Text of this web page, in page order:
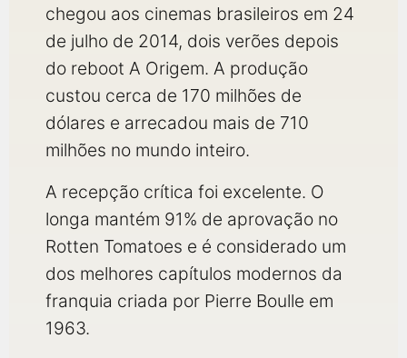
chegou aos cinemas brasileiros em 24
de julho de 2014, dois verões depois
do reboot A Origem. A produção
custou cerca de 170 milhões de
dólares e arrecadou mais de 710
milhões no mundo inteiro.
A recepção crítica foi excelente. O
longa mantém 91% de aprovação no
Rotten Tomatoes e é considerado um
dos melhores capítulos modernos da
franquia criada por Pierre Boulle em
1963.